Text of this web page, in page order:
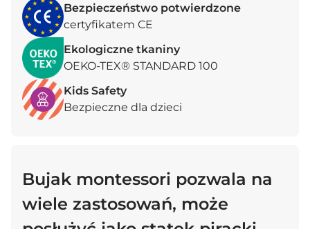
Bezpieczeństwo potwierdzone
certyfikatem CE
Ekologiczne tkaniny
OEKO-TEX® STANDARD 100
Kids Safety
Bezpieczne dla dzieci
Bujak montessori pozwala na
wiele zastosowań, może